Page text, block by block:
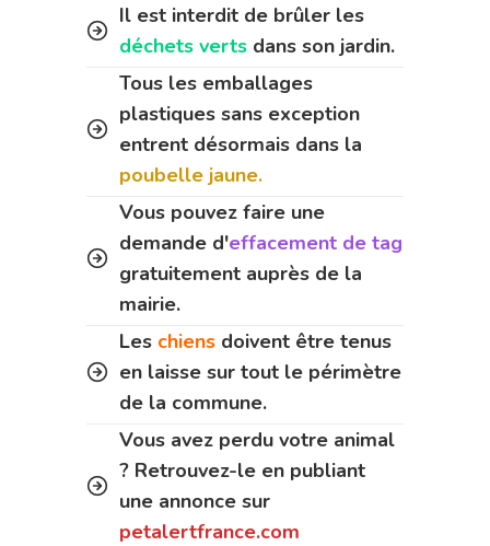
Il est interdit de brûler les
déchets verts dans son jardin.
Tous les emballages
plastiques sans exception
entrent désormais dans la
poubelle jaune.
Vous pouvez faire une
demande d'effacement de tag
gratuitement auprès de la
mairie.
Les chiens doivent être tenus
en laisse sur tout le périmètre
de la commune.
Vous avez perdu votre animal
? Retrouvez-le en publiant
une annonce sur
petalertfrance.com